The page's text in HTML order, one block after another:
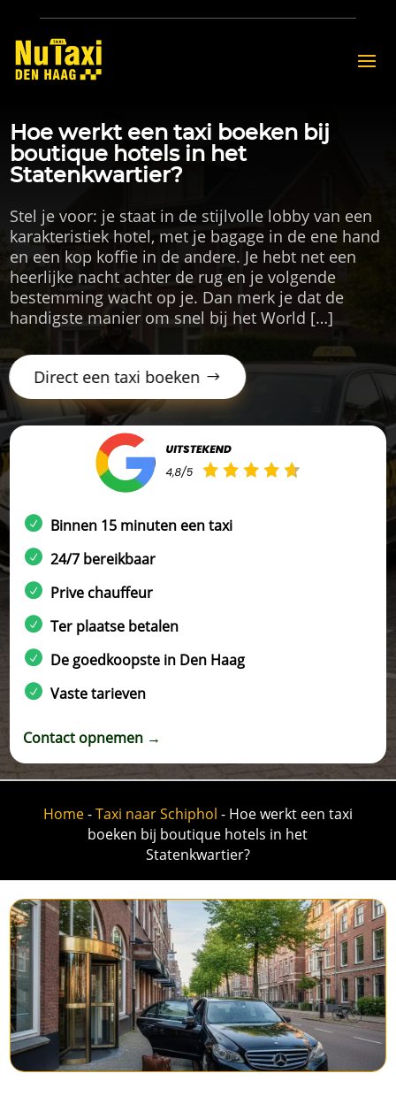
Hoe werkt een taxi boeken bij
boutique hotels in het
Statenkwartier?
Stel je voor: je staat in de stijlvolle lobby van een
karakteristiek hotel, met je bagage in de ene hand
en een kop koffie in de andere. Je hebt net een
heerlijke nacht achter de rug en je volgende
bestemming wacht op je. Dan merk je dat de
handigste manier om snel bij het World […]
Direct een taxi boeken
Binnen 15 minuten een taxi
24/7 bereikbaar
Prive chauffeur
Ter plaatse betalen
De goedkoopste in Den Haag
Vaste tarieven
Contact opnemen →
Home-Taxi naar Schiphol - Hoe werkt een taxi
boeken bij boutique hotels in het
Statenkwartier?